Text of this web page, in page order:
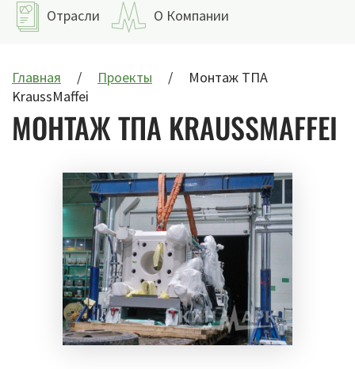
Отрасли О Компании
Главная Проекты
Монтаж ТПА
KraussMaffei
МОНТАЖ ТПА KRAUSSMAFFEI